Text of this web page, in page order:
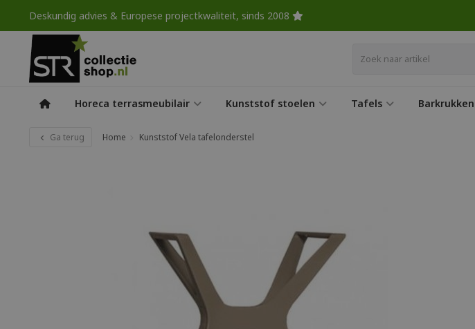
Deskundig advies & Europese projectkwaliteit, sinds 2008
Horeca terrasmeubilair Kunststof stoelen Tafels Barkrukken
Ga terug Home Kunststof Vela tafelonderstel